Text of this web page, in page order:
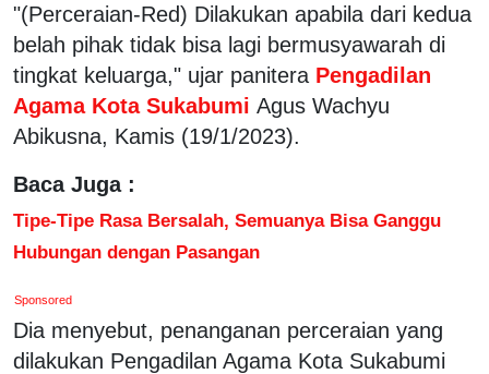
"(Perceraian-Red) Dilakukan apabila dari kedua
belah pihak tidak bisa lagi bermusyawarah di
tingkat keluarga," ujar panitera Pengadilan
Agama Kota Sukabumi Agus Wachyu
Abikusna, Kamis (19/1/2023).
Baca Juga :
Tipe-Tipe Rasa Bersalah, Semuanya Bisa Ganggu
Hubungan dengan Pasangan
Sponsored
Dia menyebut, penanganan perceraian yang
dilakukan Pengadilan Agama Kota Sukabumi